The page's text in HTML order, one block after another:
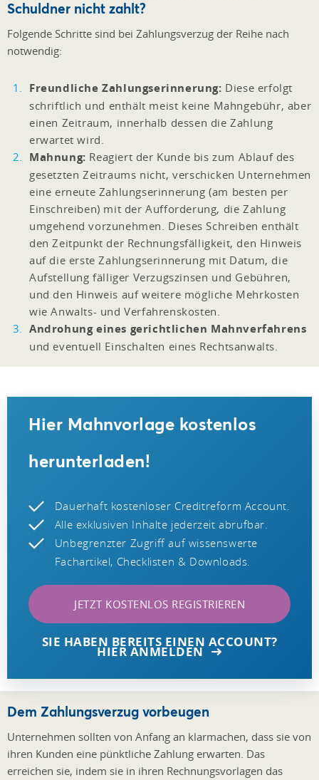
Schuldner nicht zahlt?
Folgende Schritte sind bei Zahlungsverzug der Reihe nach
notwendig:
Freundliche Zahlungserinnerung: Diese erfolgt
schriftlich und enthält meist keine Mahngebühr, aber
einen Zeitraum, innerhalb dessen die Zahlung
erwartet wird.
Mahnung: Reagiert der Kunde bis zum Ablauf des
gesetzten Zeitraums nicht, verschicken Unternehmen
eine erneute Zahlungserinnerung (am besten per
Einschreiben) mit der Aufforderung, die Zahlung
umgehend vorzunehmen. Dieses Schreiben enthält
den Zeitpunkt der Rechnungsfälligkeit, den Hinweis
auf die erste Zahlungserinnerung mit Datum, die
Aufstellung fälliger Verzugszinsen und Gebühren,
und den Hinweis auf weitere mögliche Mehrkosten
wie Anwalts- und Verfahrenskosten.
Androhung eines gerichtlichen Mahnverfahrens
und eventuell Einschalten eines Rechtsanwalts.
Hier Mahnvorlage kostenlos
herunterladen!
Dauerhaft kostenloser Creditreform Account.
Alle exklusiven Inhalte jederzeit abrufbar.
Unbegrenzter Zugriff auf wissenswerte
Fachartikel, Checklisten & Downloads.
JETZT KOSTENLOS REGISTRIEREN
SIE HABEN BEREITS EINEN ACCOUNT?
HIER ANMELDEN
Dem Zahlungsverzug vorbeugen
Unternehmen sollten von Anfang an klarmachen, dass sie von
ihren Kunden eine pünktliche Zahlung erwarten. Das
erreichen sie, indem sie in ihren Rechnungsvorlagen das